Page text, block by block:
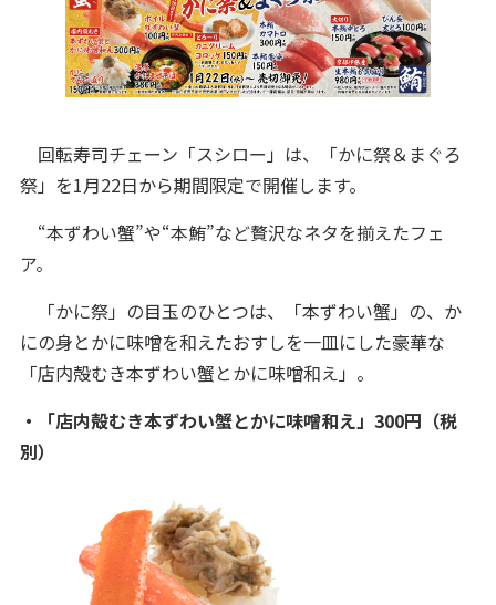
回転寿司チェーン「スシロー」は、「かに祭＆まぐろ
祭」を1月22日から期間限定で開催します。
“本ずわい蟹”や“本鮪”など贅沢なネタを揃えたフェ
ア。
「かに祭」の目玉のひとつは、「本ずわい蟹」の、か
にの身とかに味噌を和えたおすしを一皿にした豪華な
「店内殻むき本ずわい蟹とかに味噌和え」。
・「店内殻むき本ずわい蟹とかに味噌和え」300円（税
別）